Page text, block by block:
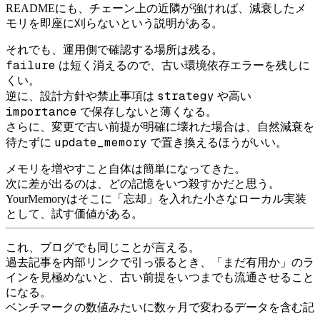
READMEにも、チェーン上の近隣が強ければ、減衰したメ
モリを即座に刈らないという説明がある。
それでも、運用側で確認する場所は残る。
failure は短く消えるので、古い環境依存エラーを残しに
くい。
逆に、設計方針や禁止事項は strategy や高い
importance で保存しないと薄くなる。
さらに、変更で古い前提が明確に壊れた場合は、自然減衰を
待たずに update_memory で置き換えるほうがいい。
メモリを増やすこと自体は簡単になってきた。
次に差が出るのは、どの記憶をいつ殺すかだと思う。
YourMemoryはそこに「忘却」を入れた小さなローカル実装
として、試す価値がある。
これ、ブログでも同じことが言える。
過去記事を内部リンクで引っ張るとき、「まだ有用か」のラ
インを見極めないと、古い前提をいつまでも流通させること
になる。
ベンチマークの数値みたいに数ヶ月で変わるデータを含む記